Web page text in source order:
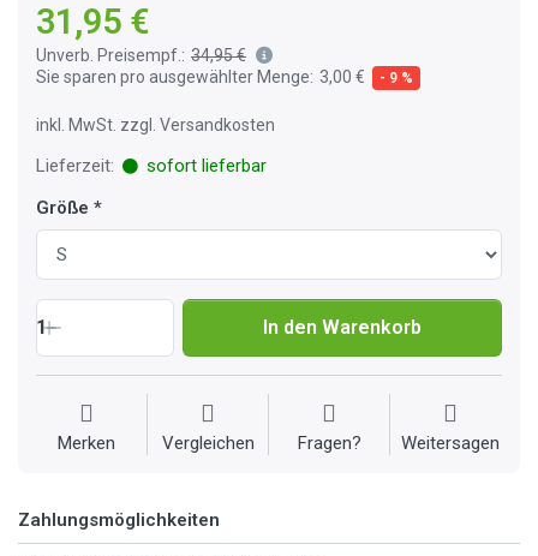
31,95 €
Unverb. Preisempf.: 34,95 €
Sie sparen pro ausgewählter Menge: 3,00 € - 9 %
inkl. MwSt. zzgl. Versandkosten
Lieferzeit:
sofort lieferbar
Größe
1 In den Warenkorb
Merken Vergleichen Fragen? Weitersagen
Zahlungsmöglichkeiten